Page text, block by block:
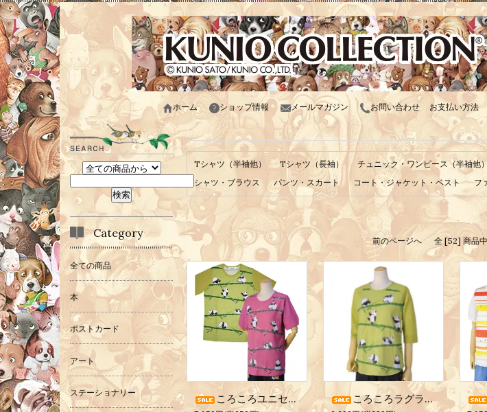
ホーム ショップ情報 メールマガジン お問い合わせ お支払い方法
Tシャツ（半袖他） Tシャツ（長袖） チュニック・ワンピース（半袖他
シャツ・ブラウス
パンツ・スカート コート・ジャケット・ベスト フ
前のページへ 全 [52] 商品
ころころユニセックスT ころころラグランT/グリーンMサイズ
Category
全ての商品
本
ポストカード
アート
ステーショナリー